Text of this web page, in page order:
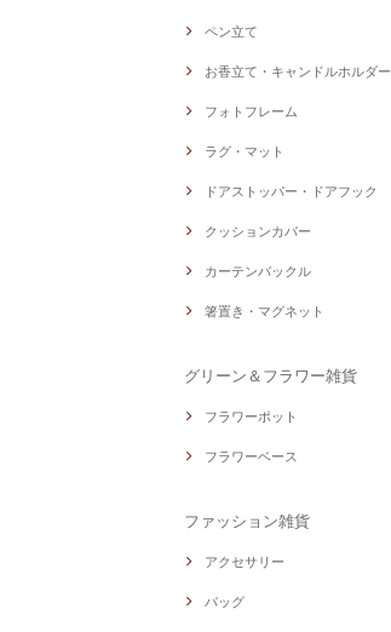
ペン立て
お香立て・キャンドルホルダー
フォトフレーム
ラグ・マット
ドアストッパー・ドアフック
クッションカバー
カーテンバックル
箸置き・マグネット
グリーン＆フラワー雑貨
フラワーポット
フラワーベース
ファッション雑貨
アクセサリー
バッグ